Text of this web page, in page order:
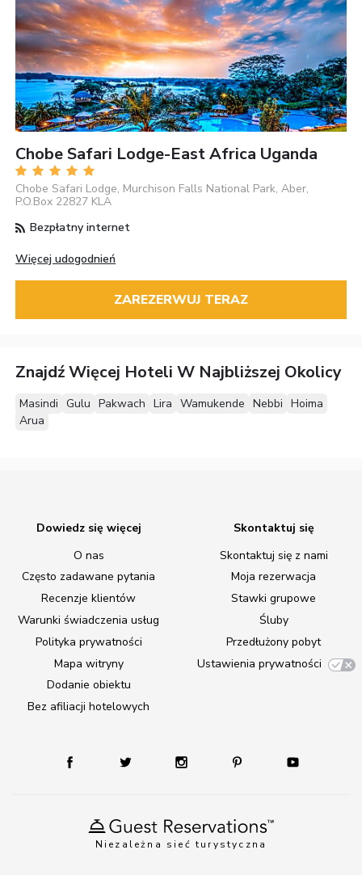
Chobe Safari Lodge-East Africa Uganda
Chobe Safari Lodge, Murchison Falls National Park, Aber,
P.O.Box 22827 KLA
Bezpłatny internet
Więcej udogodnień
ZAREZERWUJ TERAZ
Znajdź Więcej Hoteli W Najbliższej Okolicy
Masindi Gulu Pakwach Lira Wamukende Nebbi Hoima
Arua
Niezależna sieć turystyczna
Dowiedz się więcej
O nas
Często zadawane pytania
Recenzje klientów
Warunki świadczenia usług
Polityka prywatności
Mapa witryny
Dodanie obiektu
Bez afiliacji hotelowych
Skontaktuj się
Skontaktuj się z nami
Moja rezerwacja
Stawki grupowe
Śluby
Przedłużony pobyt
Ustawienia prywatności